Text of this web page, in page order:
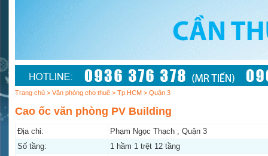
Trang chủ > Văn phòng cho thuê > Tp.HCM > Quận 3
Cao ốc văn phòng PV Building
Địa chỉ:
Phạm Ngọc Thạch , Quận 3
Số tầng:
1 hầm 1 trệt 12 tầng